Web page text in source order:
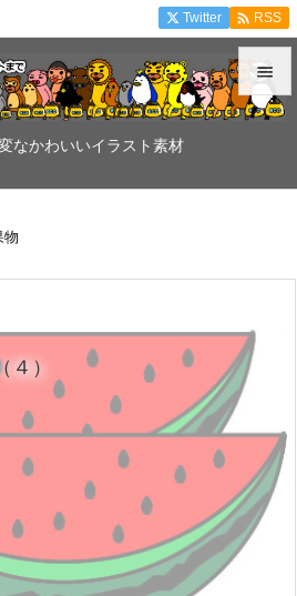
なかわいいイラスト素材



Twitter  RSS
物
）